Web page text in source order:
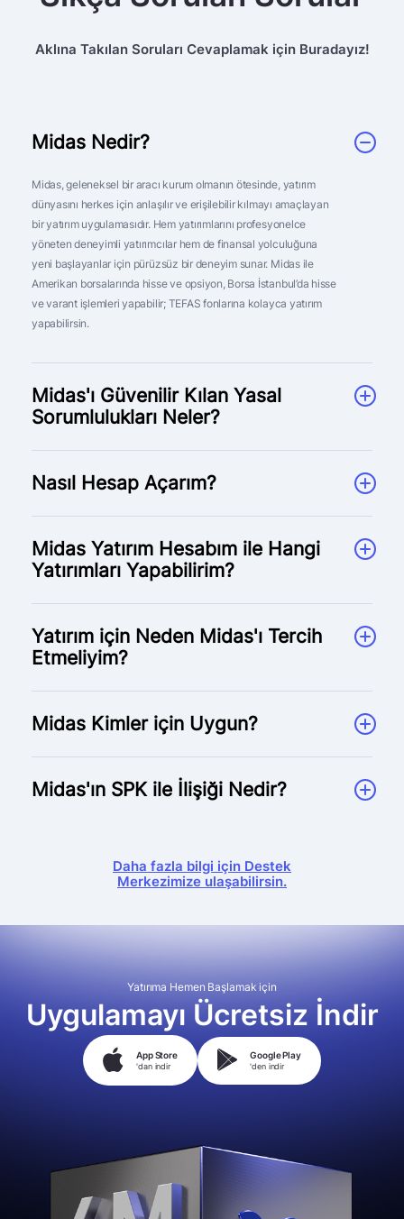
Aklına Takılan Soruları Cevaplamak için Buradayız!
Midas Nedir?
Midas, geleneksel bir aracı kurum olmanın ötesinde, yatırım
dünyasını herkes için anlaşılır ve erişilebilir kılmayı amaçlayan
bir yatırım uygulamasıdır. Hem yatırımlarını profesyonelce
yöneten deneyimli yatırımcılar hem de finansal yolculuğuna
yeni başlayanlar için pürüzsüz bir deneyim sunar. Midas ile
Amerikan borsalarında hisse ve opsiyon, Borsa İstanbul’da hisse
ve varant işlemleri yapabilir; TEFAS fonlarına kolayca yatırım
yapabilirsin.
Midas'ı Güvenilir Kılan Yasal
Sorumlulukları Neler?
Nasıl Hesap Açarım?
Midas Yatırım Hesabım ile Hangi
Yatırımları Yapabilirim?
Yatırım için Neden Midas'ı Tercih
Etmeliyim?
Midas Kimler için Uygun?
Midas'ın SPK ile İlişiği Nedir?
Daha fazla bilgi için Destek
Merkezimize ulaşabilirsin.
Yatırıma Hemen Başlamak için
Uygulamayı Ücretsiz İndir
App Store
'dan indir
Google Play
'den indir